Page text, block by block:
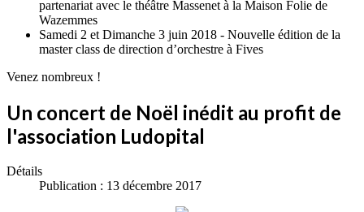
partenariat avec le théâtre Massenet à la Maison Folie de
Wazemmes
Samedi 2 et Dimanche 3 juin 2018 - Nouvelle édition de la
master class de direction d’orchestre à Fives
Venez nombreux !
Un concert de Noël inédit au profit de
l'association Ludopital
Détails
Publication : 13 décembre 2017